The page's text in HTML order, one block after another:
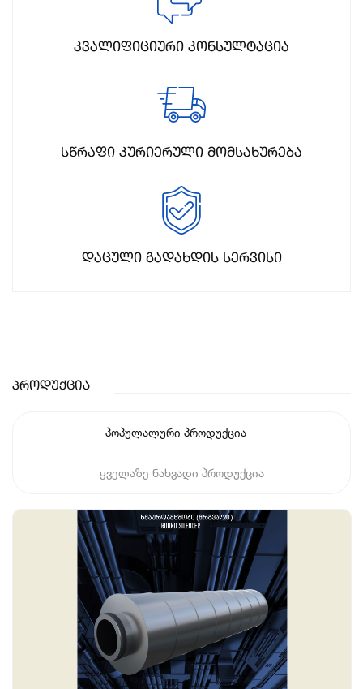
კვალიფიციური კონსულტაცია
სწრაფი კურიერული მომსახურება
დაცული გადახდის სერვისი
Პროდუქცია
პოპულალური პროდუქცია
ყველაზე ნახვადი პროდუქცია